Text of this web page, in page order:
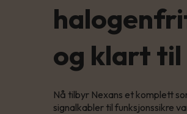
og klart
Nå tilbyr Nexans et komplett
signalkabler til funksjonssikre